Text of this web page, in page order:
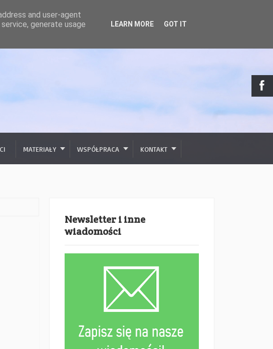
MATERIAŁY WSPÓŁPRACA KONTAKT
Newsletter i inne
wiadomości
and user-agent
generate usage
LEARN MORE GOT IT